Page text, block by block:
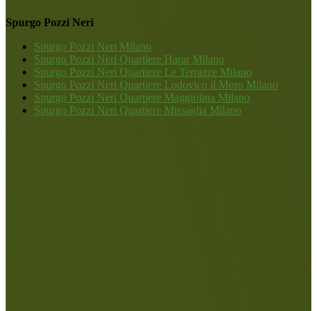
Spurgo Pozzi Neri
Spurgo Pozzi Neri Milano
Spurgo Pozzi Neri Quartiere Harar Milano
Spurgo Pozzi Neri Quartiere Le Terrazze Milano
Spurgo Pozzi Neri Quartiere Lodovico il Moro Milano
Spurgo Pozzi Neri Quartiere Maggiolina Milano
Spurgo Pozzi Neri Quartiere Missaglia Milano